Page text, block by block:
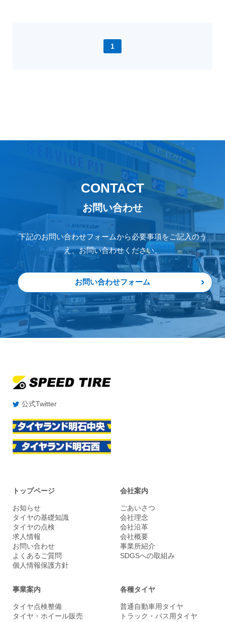
1
CONTACT
お問い合わせ
下記のお問い合わせフォームから必要事項をご記入のう
え、お問い合わせください。
お問い合わせフォーム
公式Twitter
トップページ
お知らせ
タイヤの基礎知識
タイヤの点検
求人情報
お問い合わせ
よくあるご質問
個人情報保護方針
会社案内
ごあいさつ
会社理念
会社沿革
会社概要
事業所紹介
SDGSへの取組み
事業案内
タイヤ点検整備
タイヤ・ホイール販売
各種タイヤ
普通自動車用タイヤ
トラック・バス用タイヤ